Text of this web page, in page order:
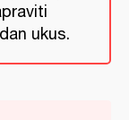
ukus.